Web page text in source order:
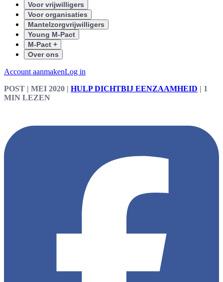
Voor vrijwilligers
Voor organisaties
Mantelzorgvrijwilligers
Young M-Pact
M-Pact +
Over ons
Account aanmakenLog in
POST | MEI 2020 | HULP DICHTBIJ EENZAAMHEID | 1
MIN LEZEN